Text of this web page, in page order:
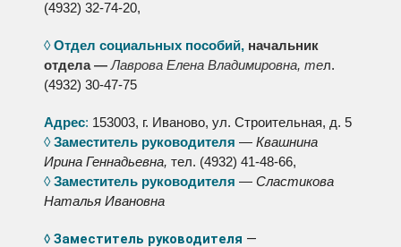
(4932) 32-74-20,
◊Отдел социальных пособий, начальник
отдела — Лаврова Елена Владимировна, тел.
(4932) 30-47-75
Адрес: 153003, г. Иваново, ул. Строительная, д. 5
◊Заместитель руководителя — Квашнина
Ирина Геннадьевна, тел. (4932) 41-48-66,
◊Заместитель руководителя — Сластикова
Наталья Ивановна
◊ Заместитель руководителя —